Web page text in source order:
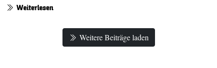
Weiterlesen
Weitere Beiträge laden